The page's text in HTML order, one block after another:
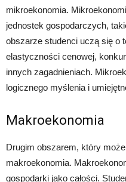
mikroekonomia.
jednostek gospodarczych,
obszarze studenci uczą się o
elastyczności cenowej,
innych zagadnieniach.
logicznego myślenia i
Makroekonomia
Drugim obszarem, który
makroekonomia.
gospodarki jako całości.